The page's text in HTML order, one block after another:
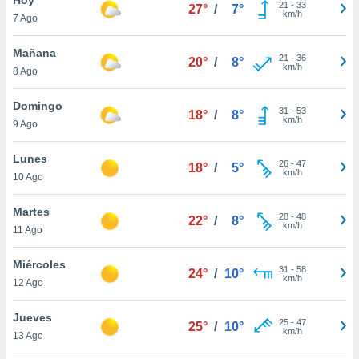
y
en
más
de
7 Ago
27° / 7° 21 - 33
km/h
Mañana
8 Ago
20° / 8° 21 - 36
km/h
Domingo
9 Ago
18° / 8° 31 - 53
km/h
Lunes
10 Ago
18° / 5° 26- 47
km/h
Martes
11 Ago
22° / 8° 28- 48
km/h
Miércoles
12 Ago
24° / 10° 31 - 58
km/h
Jueves
13 Ago
25° / 10° 25- 47
km/h